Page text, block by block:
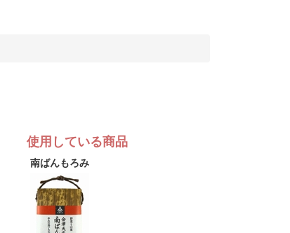
使用している商品
南ばんもろみ